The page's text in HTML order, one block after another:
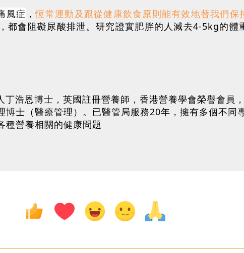
風症 ，恆常運動及跟從健康飲食原則能有效地替我們保
都會阻礙尿酸排泄。研究證實肥胖的人減去4-5kg的
恩博士，英國註冊營養師，香港營養學會榮譽會員
博士（醫療管理）。已醫管局服務20年，擁有多個不
種營養相關的健康問題